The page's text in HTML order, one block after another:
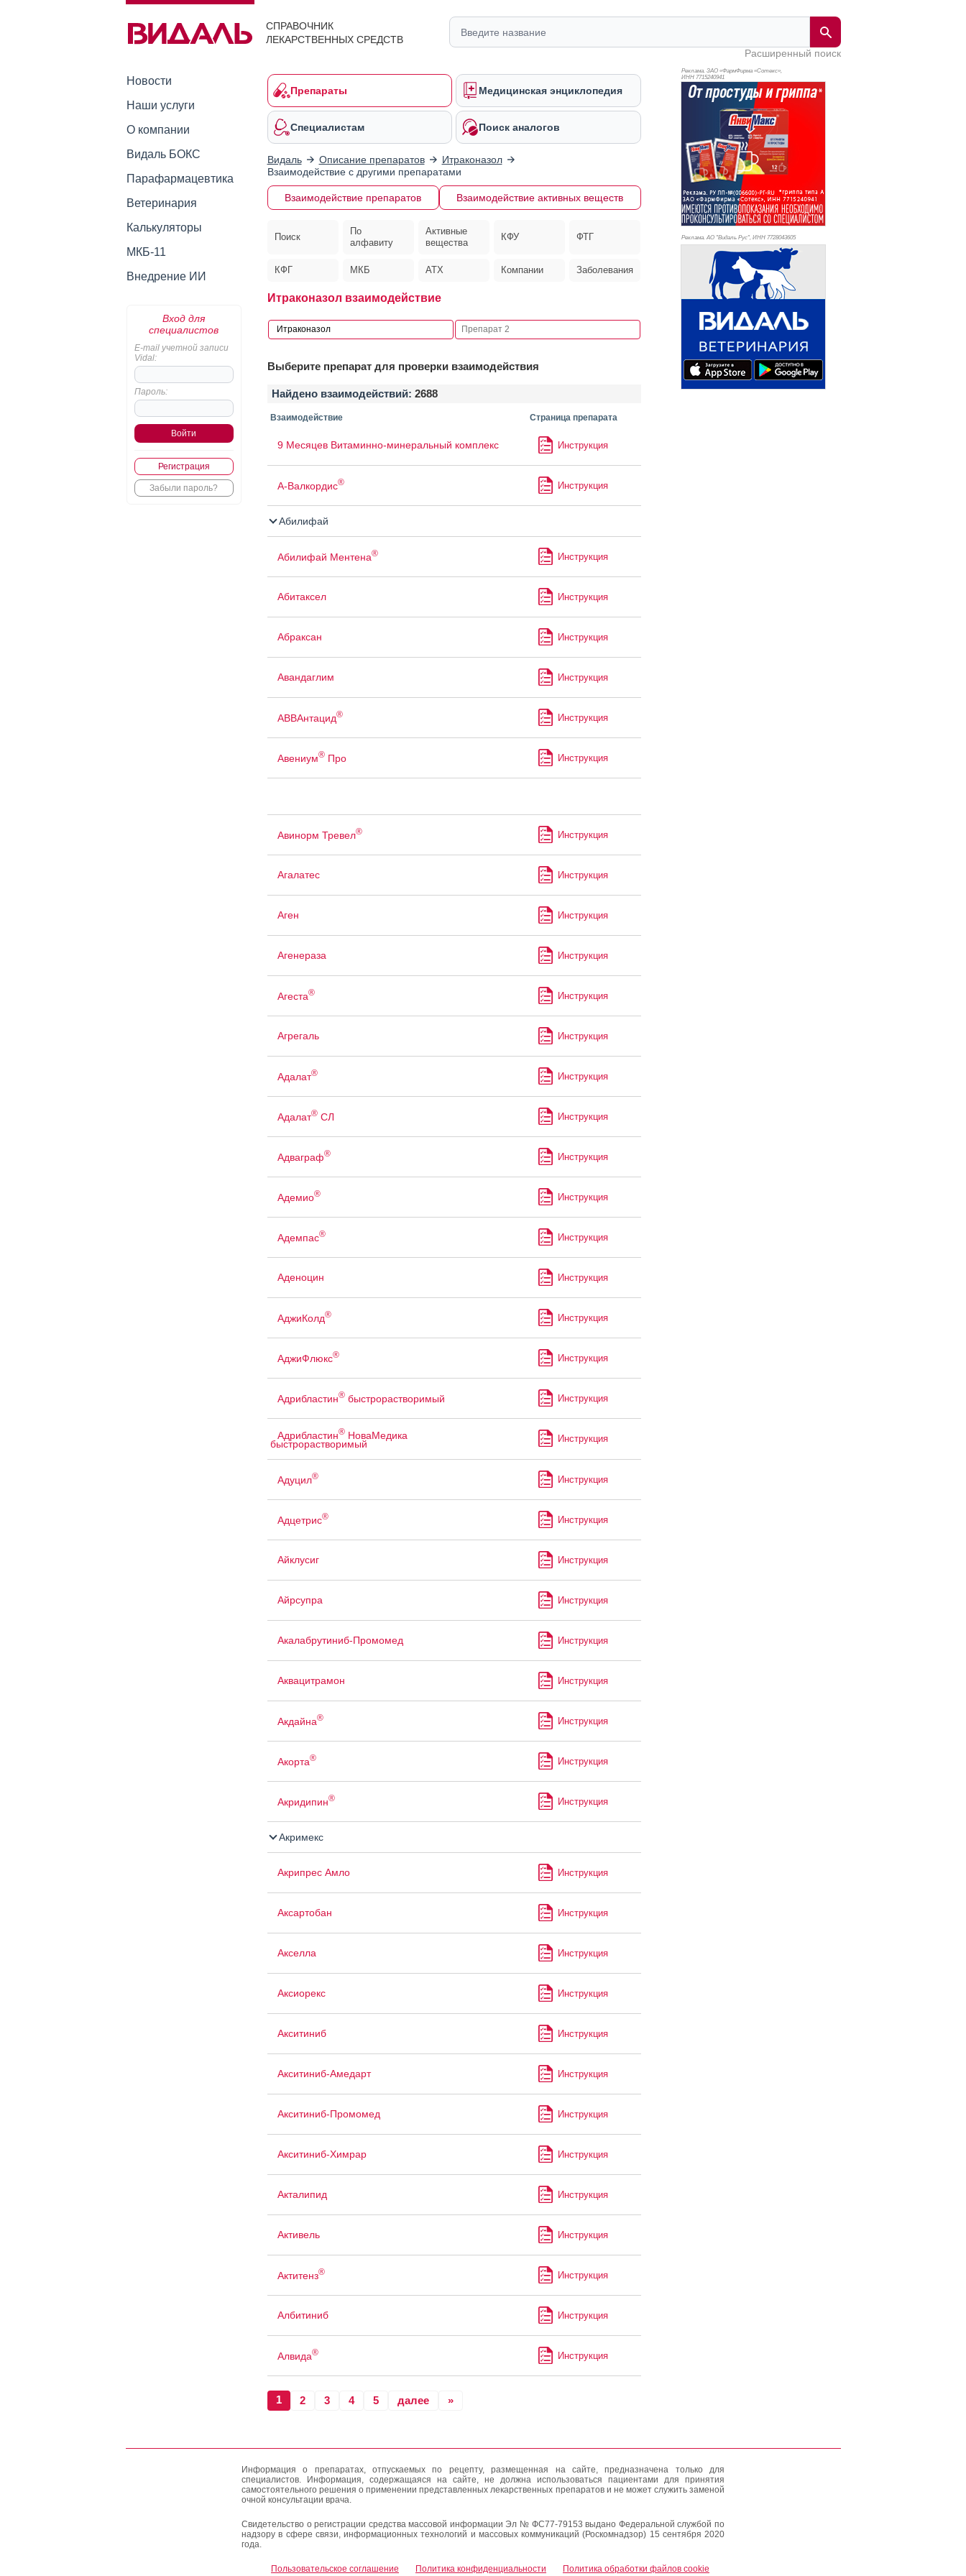
СПРАВОЧНИК
ЛЕКАРСТВЕННЫХ СРЕДСТВ
Расширенный поиск
Новости
Наши услуги
О компании
Видаль БОКС
Парафармацевтика
Ветеринария
Калькуляторы
МКБ-11
Внедрение ИИ
Вход для
специалистов
E-mail учетной записи
Vidal:
Пароль:
Регистрация
Забыли пароль?
Препараты Медицинская энциклопедия
Специалистам Поиск аналогов
Видаль Описание препаратов
Итраконазол
Взаимодействие с другими препаратами
Взаимодействие препаратов Взаимодействие активных веществ
Поиск
По
алфавиту
Активные
вещества
КФУ ФТГ
КФГ МКБ АТХ Компании Заболевания
Итраконазол взаимодействие
Выберите препарат для проверки взаимодействия
Найдено взаимодействий: 2688
Взаимодействие Страница препарата
9 Месяцев Витаминно-минеральный комплекс Инструкция
А-Валкордис® Инструкция
Абилифай
Абилифай Ментена® Инструкция
Абитаксел Инструкция
Абраксан Инструкция
Авандаглим Инструкция
АВВАнтацид® Инструкция
Авениум®Про Инструкция
Авинорм Тревел® Инструкция
Агалатес Инструкция
Аген Инструкция
Агенераза Инструкция
Агеста® Инструкция
Агрегаль Инструкция
Адалат® Инструкция
Адалат®СЛ Инструкция
Адваграф® Инструкция
Адемио® Инструкция
Адемпас® Инструкция
Аденоцин Инструкция
АджиКолд® Инструкция
АджиФлюкс® Инструкция
Адрибластин®быстрорастворимый Инструкция
Адрибластин®НоваМедика
быстрорастворимый Инструкция
Адуцил® Инструкция
Адцетрис® Инструкция
Айклусиг Инструкция
Айрсупра Инструкция
Акалабрутиниб-Промомед Инструкция
Аквацитрамон Инструкция
Акдайна® Инструкция
Акорта® Инструкция
Акридипин® Инструкция
Акримекс
Акрипрес Амло Инструкция
Аксартобан Инструкция
Акселла Инструкция
Аксиорекс Инструкция
Акситиниб Инструкция
Акситиниб-Амедарт Инструкция
Акситиниб-Промомед Инструкция
Акситиниб-Химрар Инструкция
Акталипид Инструкция
Активель Инструкция
Актитенз® Инструкция
Албитиниб Инструкция
Алвида® Инструкция
1 2 3 4 5 далее »
Реклама. ЗАО «ФармФирма «Сотекс»,
ИНН 7715240941
Реклама. АО "Видаль Рус", ИНН 7728043605
Информация о препаратах, отпускаемых по рецепту, размещенная на сайте, предназначена только для
специалистов. Информация, содержащаяся на сайте, не должна использоваться пациентами для принятия
самостоятельного решения о применении представленных лекарственных препаратов и не может служить заменой
очной консультации врача.
Свидетельство о регистрации средства массовой информации Эл № ФС77-79153 выдано Федеральной службой по
надзору в сфере связи, информационных технологий и массовых коммуникаций (Роскомнадзор) 15 сентября 2020
года.
Пользовательское соглашение Политика конфиденциальности Политика обработки файлов cookie